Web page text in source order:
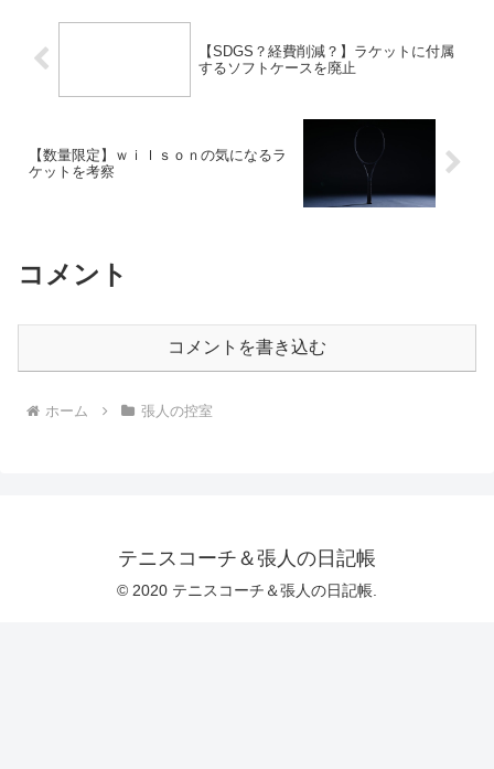
【SDGS？経費削減？】ラケットに付属
するソフトケースを廃止
【数量限定】ｗｉｌｓｏｎの気になるラ
ケットを考察
コメント
コメントを書き込む
ホーム 張人の控室
テニスコーチ＆張人の日記帳
© 2020 テニスコーチ＆張人の日記帳.